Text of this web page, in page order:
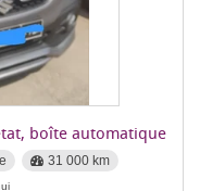
boîte automatique
31 000 km